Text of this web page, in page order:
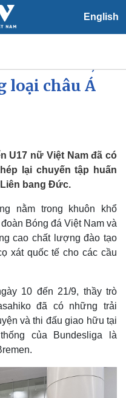
English
Giáo dục
Dấu ấn VOV
Việc làm
loại châu Á
U17 nữ Việt Nam đã có
lại chuyến tập huấn
bang Đức.
nằm trong khuôn khổ
Bóng đá Việt Nam và
cao chất lượng đào tạo
xát quốc tế cho các cầu
10 đến 21/9, thầy trò
đã có những trải
và thi đấu giao hữu tại
của Bundesliga là